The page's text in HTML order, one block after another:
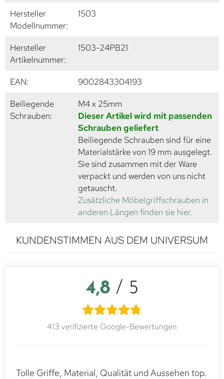
Hersteller
Modellnummer:
1503
Hersteller
Artikelnummer:
1503-24PB21
EAN:
9002843304193
Beiliegende
Schrauben:
M4 x 25mm
Dieser Artikel wird mit passenden
Schrauben geliefert
Beiliegende Schrauben sind für eine
Materialstärke von 19 mm ausgelegt.
Sie sind zusammen mit der Ware
verpackt und werden von uns nicht
getauscht.
Zusätzliche Möbelgriffschrauben in
anderen Längen finden sie hier.
KUNDENSTIMMEN AUS DEM UNIVERSUM
4,8 / 5
413 verifizierte Google-Bewertungen
Tolle Griffe, Material, Qualität und Aussehen top.